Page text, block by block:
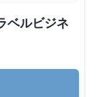
ベルビジネ